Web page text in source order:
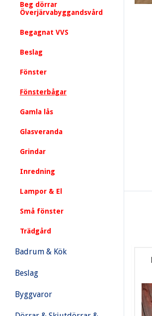
Beg dörrar
Överjärvabyggandsvård
Begagnat VVS
Beslag
Fönster
Fönsterbågar
Gamla lås
Glasveranda
Grindar
Inredning
Lampor & El
Små fönster
Trädgård
Badrum & Kök
Beslag
Byggvaror